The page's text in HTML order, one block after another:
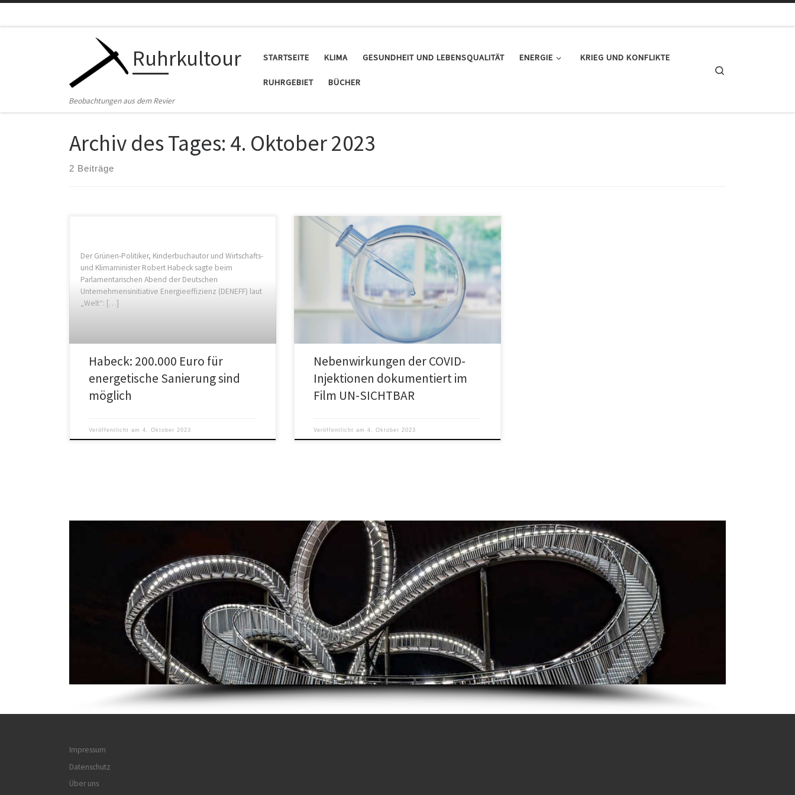
Ruhrkultour
Beobachtungen aus dem Revier
STARTSEITE KLIMA GESUNDHEIT UND LEBENSQUALITÄT ENERGIE KRIEG UND KONFLIKTE
RUHRGEBIET BÜCHER
Archiv des Tages: 4. Oktober 2023
2 Beiträge
Der Grünen-Politiker, Kinderbuchautor und Wirtschafts-
und Klimaminister Robert Habeck sagte beim
Parlamentarischen Abend der Deutschen
Unternehmensinitiative Energieeffizienz (DENEFF) laut
„Welt“: […]
Habeck: 200.000 Euro für
energetische Sanierung sind
möglich
Veröffentlicht am4. Oktober 2023
Um den Stand der Forschung mit den Worten des
Bundeskanzlers Olaf Scholz zu formulieren und die
Antwort auf alle Fragen […]
Nebenwirkungen der COVID-
Injektionen dokumentiert im
Film UN-SICHTBAR
Veröffentlicht am4. Oktober 2023
Impressum
Datenschutz
Über uns